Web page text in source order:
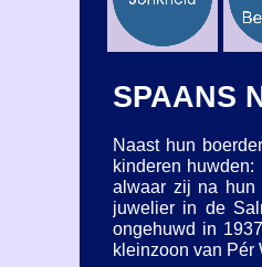
Naast hun
kinderen
alwaar zij na hun
juwelier in de
ongehuwd in
kleinzoon van Pér
SPAANS